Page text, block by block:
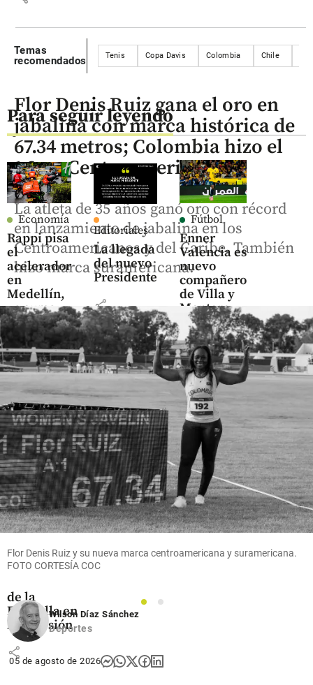
Temas
recomendados
Tenis Copa Davis Colombia Chile
Para seguir leyendo
Economía
Rappi pisa
el
acelerador
en
Medellín,
ya suma
400.000
pedidos
semanales
y 4.500
negocios
share
Editoriales
La llegada
del nuevo
Presidente
share
Fútbol
Enner
Valencia es
nuevo
compañero
de Villa y
Montero
en Boca
Juniors
hace 8
horas
share
Colombia
El “señor de
la panela” le
banda
presidencial
de la
Espriella en
la posesión
share
Flor Denis Ruiz gana el oro en
jabalina con marca histórica de
67.34 metros; Colombia hizo el
1-2 en Centroamericanos
La atleta de 35 años ganó oro con récord
en lanzamiento de jabalina en los
Centroamericanos y del Caribe. También
hizo marca suramericana.
Flor Denis Ruiz y su nueva marca centroamericana y suramericana.
FOTO CORTESÍA COC
1
2
Wilson Díaz Sánchez
Deportes
05 de agosto de 2026